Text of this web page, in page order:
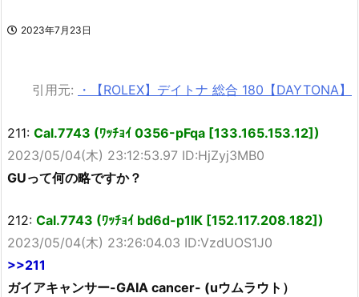
2023年7月23日
引用元: ・【ROLEX】デイトナ 総合 180【DAYTONA】
211: Cal.7743 (ﾜｯﾁｮｲ 0356-pFqa [133.165.153.12])
2023/05/04(木) 23:12:53.97 ID:HjZyj3MB0
GUって何の略ですか？
212: Cal.7743 (ﾜｯﾁｮｲ bd6d-p1lK [152.117.208.182])
2023/05/04(木) 23:26:04.03 ID:VzdUOS1J0
>>211
ガイアキャンサー-GAIA cancer- (uウムラウト）